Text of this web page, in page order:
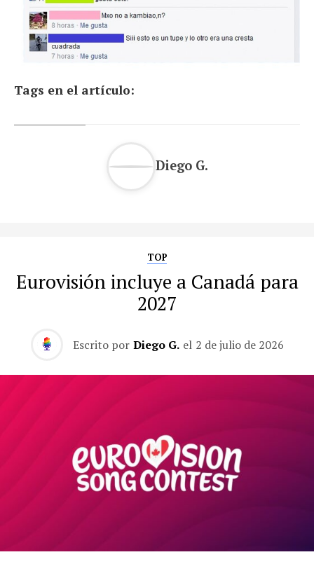
Tags en el artículo:
Diego G.
TOP
Eurovisión incluye a Canadá para
2027
Escrito por Diego G. el 2 de julio de 2026